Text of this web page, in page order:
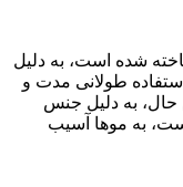
شده است، به دلیل
طولانی مدت و
به دلیل جنس
به موها آسیب